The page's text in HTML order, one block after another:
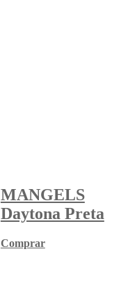
MANGELS
Daytona Preta
Comprar